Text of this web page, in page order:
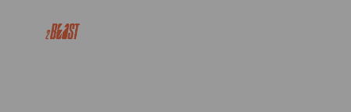
JSON_PRETTY_PRINT) . ''; ?>